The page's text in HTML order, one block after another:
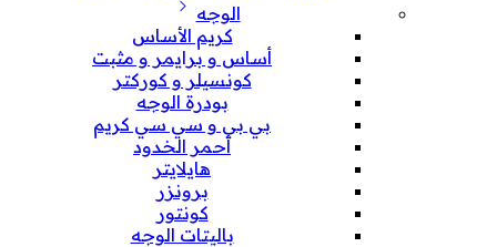
الوجه
كريم الأساس
أساس و برايمر و مثبت
كونسيلر و كوركتر
بودرة الوجه
بي بي و سي سي كريم
أحمر الخدود
هايلايتر
برونزر
كونتور
باليتات الوجه